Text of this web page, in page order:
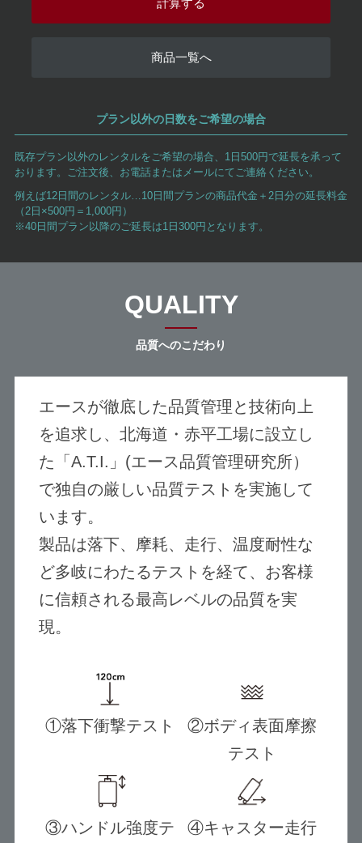
計算する
商品一覧へ
プラン以外の日数をご希望の場合
既存プラン以外のレンタルをご希望の場合、1日500円で延長を承って
おります。ご注文後、お電話またはメールにてご連絡ください。
例えば12日間のレンタル…10日間プランの商品代金＋2日分の延長料金
（2日×500円＝1,000円）
※40日間プラン以降のご延長は1日300円となります。
QUALITY
品質へのこだわり
エースが徹底した品質管理と技術向上
を追求し、北海道・赤平工場に設立し
た「A.T.I.」(エース品質管理研究所）
で独自の厳しい品質テストを実施して
います。
製品は落下、摩耗、走行、温度耐性な
ど多岐にわたるテストを経て、お客様
に信頼される最高レベルの品質を実
現。
①落下衝撃テスト
②ボディ表面摩擦
テスト
③ハンドル強度テ
④キャスター走行